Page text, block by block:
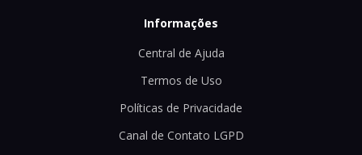
Informações
Central de Ajuda
Termos de Uso
Políticas de Privacidade
Canal de Contato LGPD